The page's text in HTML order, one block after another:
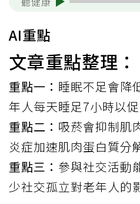
AI重點
文章重點整理：
重點一： 睡眠不足會降
年人每天睡足7小時以
重點二： 吸菸會抑制肌
炎症加速肌肉蛋白質分
重點三： 參與社交活動
少社交孤立對老年人的